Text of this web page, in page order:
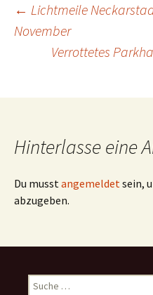
← Lichtmeile
November
Verrottetes
Hinterlasse eine
Du musstangemeldetsein,
abzugeben.
Suche nach: